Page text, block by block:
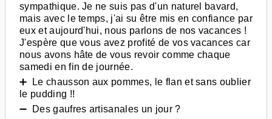
sympathique. Je ne suis pas d'un naturel bavard,
mais avec le temps, j'ai su être mis en confiance par
eux et aujourd'hui, nous parlons de nos vacances !
J'espère que vous avez profité de vos vacances car
nous avons hâte de vous revoir comme chaque
samedi en fin de journée.
➕ Le chausson aux pommes, le flan et sans oublier
le pudding !!
➖ Des gaufres artisanales un jour ?